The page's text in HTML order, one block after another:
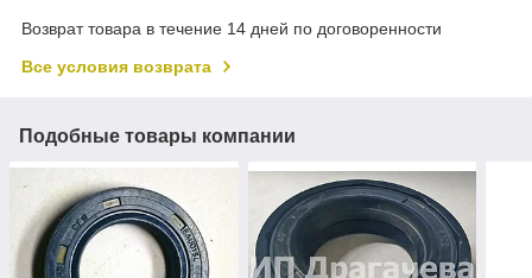
Возврат товара в течение 14 дней по договоренности
Все условия возврата
Подобные товары компании